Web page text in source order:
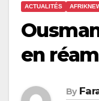
ACTUALITÉS
en
By